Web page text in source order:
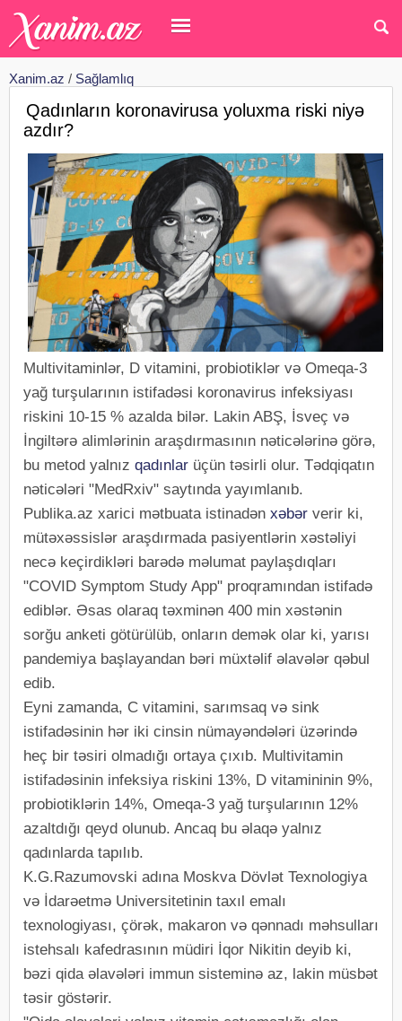
Xanim.az / Sağlamlıq
Qadınların koronavirusa yoluxma riski niyə
azdır?
Multivitaminlər, D vitamini, probiotiklər və Omeqa-3
yağ turşularının istifadəsi koronavirus infeksiyası
riskini 10-15 % azalda bilər. Lakin ABŞ, İsveç və
İngiltərə alimlərinin araşdırmasının nəticələrinə görə,
bu metod yalnız qadınlar üçün təsirli olur. Tədqiqatın
nəticələri "MedRxiv" saytında yayımlanıb.
Publika.az xarici mətbuata istinadən xəbər verir ki,
mütəxəssislər araşdırmada pasiyentlərin xəstəliyi
necə keçirdikləri barədə məlumat paylaşdıqları
"COVID Symptom Study App" proqramından istifadə
ediblər. Əsas olaraq təxminən 400 min xəstənin
sorğu anketi götürülüb, onların demək olar ki, yarısı
pandemiya başlayandan bəri müxtəlif əlavələr qəbul
edib.
Eyni zamanda, C vitamini, sarımsaq və sink
istifadəsinin hər iki cinsin nümayəndələri üzərində
heç bir təsiri olmadığı ortaya çıxıb. Multivitamin
istifadəsinin infeksiya riskini 13%, D vitamininin 9%,
probiotiklərin 14%, Omeqa-3 yağ turşularının 12%
azaltdığı qeyd olunub. Ancaq bu əlaqə yalnız
qadınlarda tapılıb.
K.G.Razumovski adına Moskva Dövlət Texnologiya
və İdarəetmə Universitetinin taxıl emalı
texnologiyası, çörək, makaron və qənnadı məhsulları
istehsalı kafedrasının müdiri İqor Nikitin deyib ki,
bəzi qida əlavələri immun sisteminə az, lakin müsbət
təsir göstərir.